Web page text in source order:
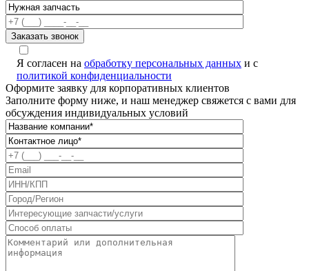
Я согласен на обработку персональных данных и с
политикой конфиденциальности
Оформите заявку для корпоративных клиентов
Заполните форму ниже, и наш менеджер свяжется с вами для
обсуждения индивидуальных условий